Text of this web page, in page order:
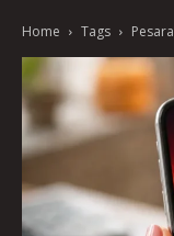
Home Tags Pesara